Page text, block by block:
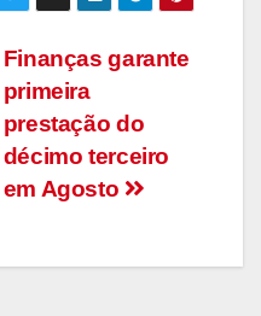
Finanças garante
primeira
prestação do
décimo terceiro
em Agosto